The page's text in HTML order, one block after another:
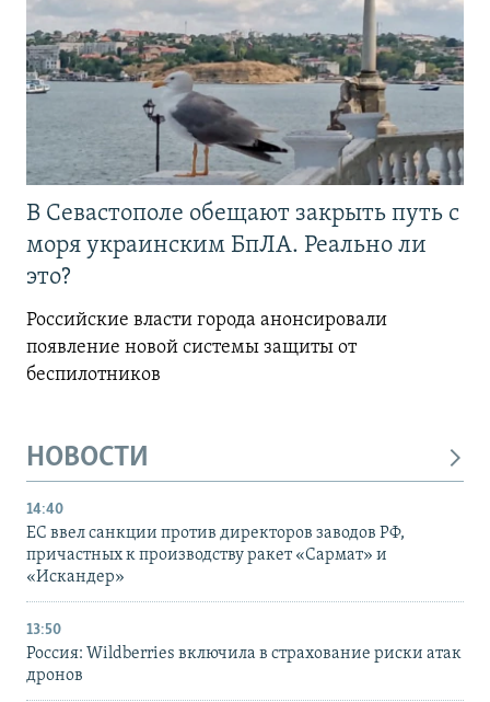
В Севастополе обещают закрыть путь с
моря украинским БпЛА. Реально ли
это?
Российские власти города анонсировали
появление новой системы защиты от
беспилотников
НОВОСТИ
14:40
ЕС ввел санкции против директоров заводов РФ,
причастных к производству ракет «Сармат» и
«Искандер»
13:50
Россия: Wildberries включила в страхование риски атак
дронов